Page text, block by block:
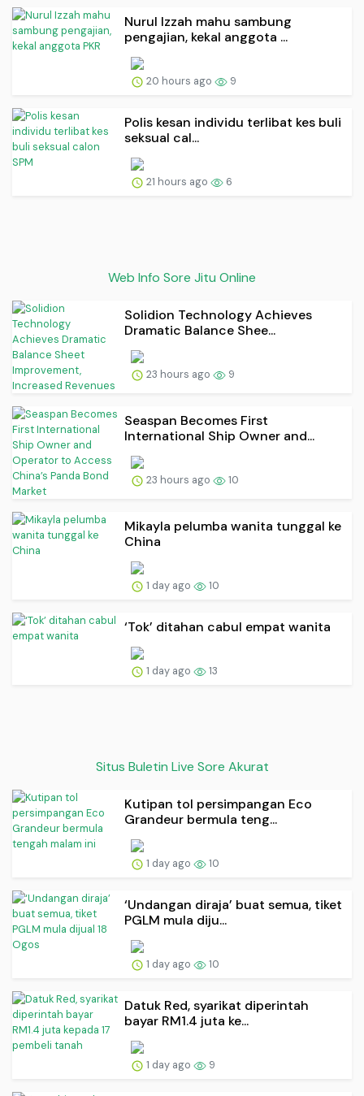
Nurul Izzah mahu sambung
pengajian, kekal anggota ...
20 hours ago 9
Polis kesan individu terlibat kes buli
seksual cal...
21 hours ago 6
Web Info Sore Jitu Online
Solidion Technology Achieves
Dramatic Balance Shee...
23 hours ago 9
Seaspan Becomes First
International Ship Owner and...
23 hours ago 10
Mikayla pelumba wanita tunggal ke
China
1 day ago 10
‘Tok’ ditahan cabul empat wanita
1 day ago 13
Situs Buletin Live Sore Akurat
Kutipan tol persimpangan Eco
Grandeur bermula teng...
1 day ago 10
‘Undangan diraja’ buat semua, tiket
PGLM mula diju...
1 day ago 10
Datuk Red, syarikat diperintah
bayar RM1.4 juta ke...
1 day ago 9